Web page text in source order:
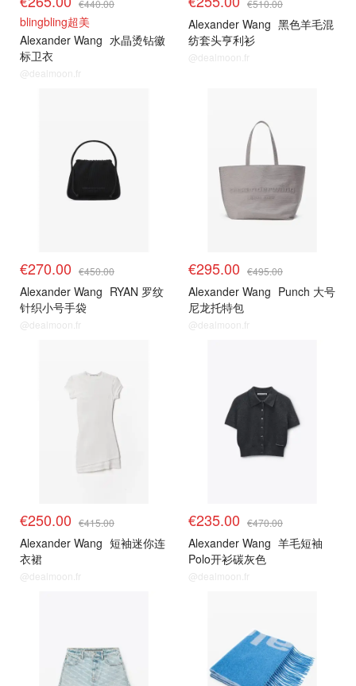
€440.00
blingbling超美
Alexander Wang 水晶烫钻徽
标卫衣
@dealmoon.fr
€510.00
Alexander Wang 黑色羊毛混
纺套头亨利衫
@dealmoon.fr
€270.00 €450.00
Alexander Wang RYAN 罗纹
针织小号手袋
@dealmoon.fr
€295.00 €495.00
Alexander Wang Punch 大号
尼龙托特包
@dealmoon.fr
€250.00 €415.00
Alexander Wang 短袖迷你连
衣裙
@dealmoon.fr
€235.00 €470.00
Alexander Wang 羊毛短袖
Polo开衫碳灰色
@dealmoon.fr